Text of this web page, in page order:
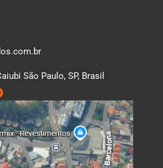
São Paulo, SP, Brasil